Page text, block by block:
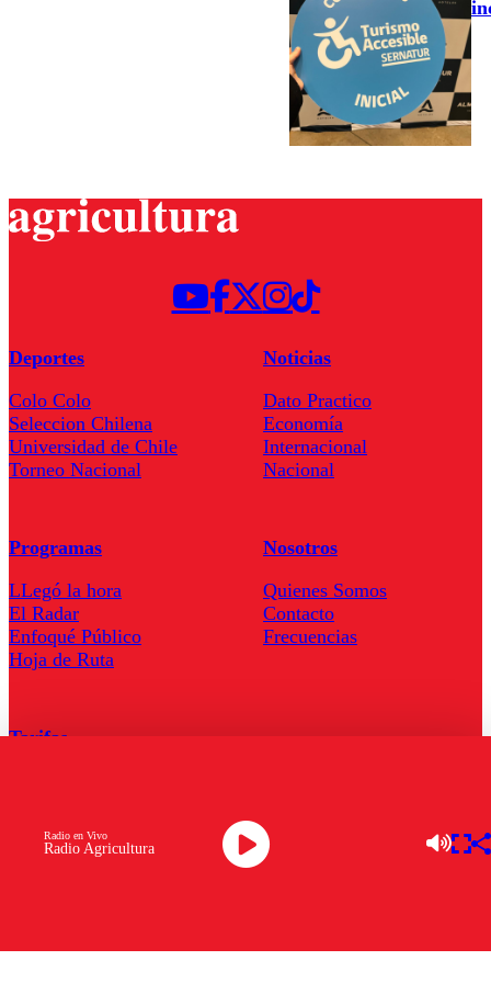
Radio Agricultura
Radio en Vivo
Deportes
Colo Colo
Seleccion Chilena
Universidad de Chile
Torneo Nacional
Noticias
Dato Practico
Economía
Internacional
Nacional
Programas
LLegó la hora
El Radar
Enfoqué Público
Hoja de Ruta
Nosotros
Quienes Somos
Contacto
Frecuencias
Tarifas
Descarga la APP